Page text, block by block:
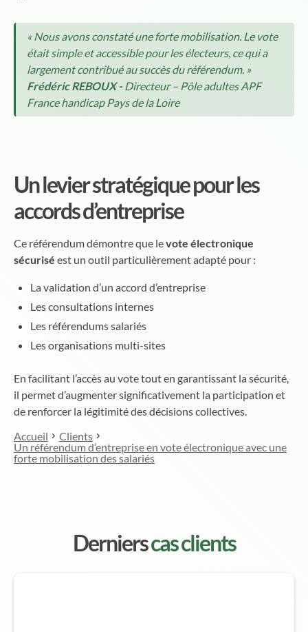
« Nous avons constaté une forte mobilisation. Le vote
était simple et accessible pour les électeurs, ce qui a
largement contribué au succès du référendum. »
Frédéric REBOUX -Directeur – Pôle adultes APF
France handicap Pays de la Loire
Un levier stratégique pour les
accords d’entreprise
Ce référendum démontre que levote électronique
sécurisé est un outil particulièrement adapté pour :
La validation d’un accord d’entreprise
Les consultations internes
Les référendums salariés
Les organisations multi-sites
En facilitant l’accès au vote tout en garantissant la sécurité,
il permet d’augmenter significativement la participation et
de renforcer la légitimité des décisions collectives.
Accueil
Clients
Un référendum d’entreprise en vote électronique avec une
forte mobilisation des salariés
Dernierscas clients